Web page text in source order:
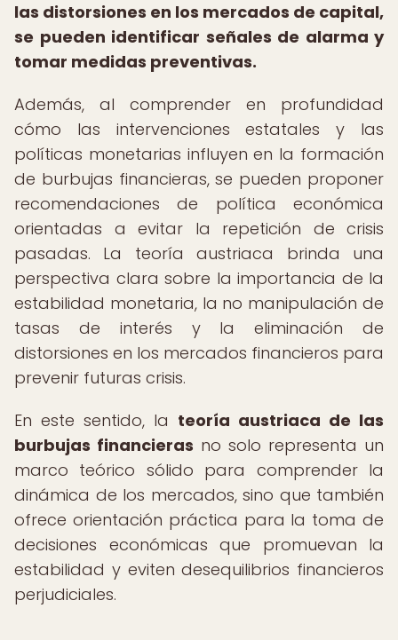
las distorsiones en los mercados de capital,
se pueden identificar señales de alarma y
tomar medidas preventivas.
Además, al comprender en profundidad
cómo las intervenciones estatales y las
políticas monetarias influyen en la formación
de burbujas financieras, se pueden proponer
recomendaciones de política económica
orientadas a evitar la repetición de crisis
pasadas. La teoría austriaca brinda una
perspectiva clara sobre la importancia de la
estabilidad monetaria, la no manipulación de
tasas de interés y la eliminación de
distorsiones en los mercados financieros para
prevenir futuras crisis.
En este sentido, la teoría austriaca de las
burbujas financieras no solo representa un
marco teórico sólido para comprender la
dinámica de los mercados, sino que también
ofrece orientación práctica para la toma de
decisiones económicas que promuevan la
estabilidad y eviten desequilibrios financieros
perjudiciales.